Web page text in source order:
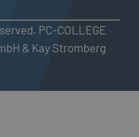
PC-COLLEGE
& Kay Stromberg